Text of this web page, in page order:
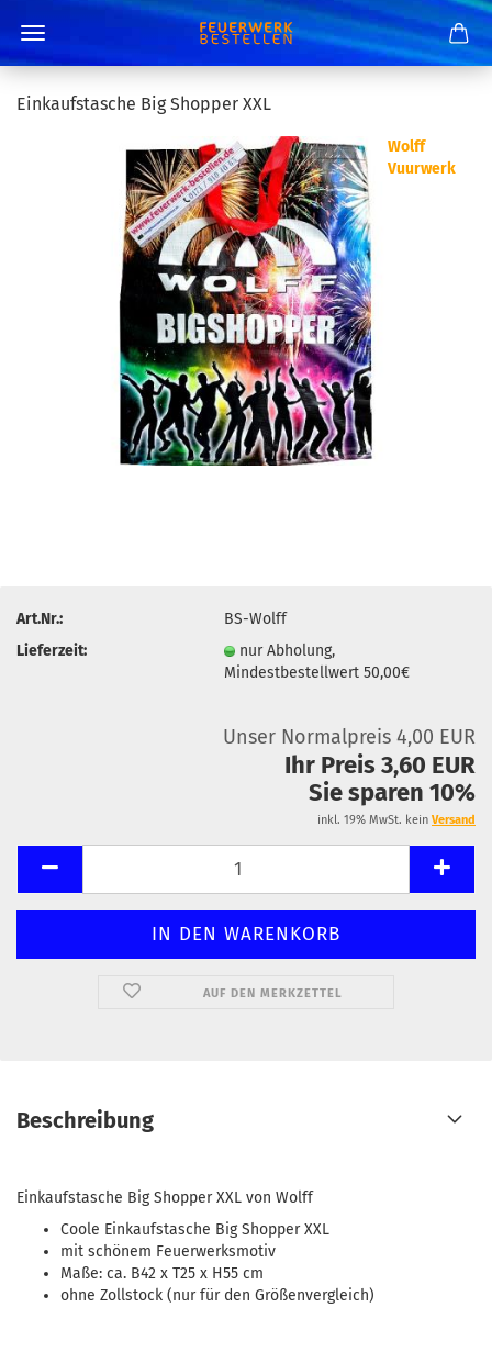
Einkaufstasche Big Shopper XXL
Wolff
Vuurwerk
Art.Nr.:
BS-Wolff
Lieferzeit:
nur Abholung,
Mindestbestellwert 50,00€
Unser Normalpreis 4,00 EUR
Ihr Preis 3,60 EUR
Sie sparen 10%
inkl. 19% MwSt. kein Versand
AUF DEN MERKZETTEL
Beschreibung
Einkaufstasche Big Shopper XXL von Wolff
Coole Einkaufstasche Big Shopper XXL
mit schönem Feuerwerksmotiv
Maße: ca. B42 x T25 x H55 cm
ohne Zollstock (nur für den Größenvergleich)